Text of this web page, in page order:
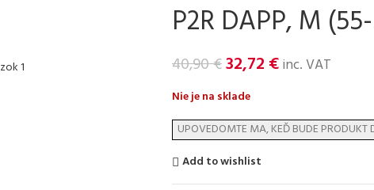
P2R DAPP, M
40,90€32,72 €inc. VAT
Nie je na sklade
Add to wishlist